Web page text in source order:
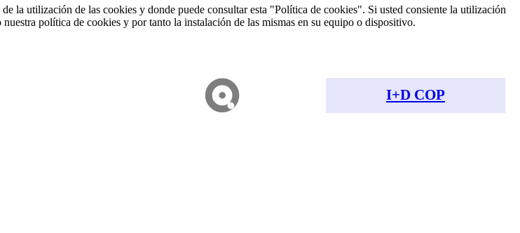
la utilización de las cookies y donde puede consultar esta "Política de cookies". Si usted consiente la utilización
política de cookies y por tanto la instalación de las mismas en su equipo o dispositivo.
I+D COP